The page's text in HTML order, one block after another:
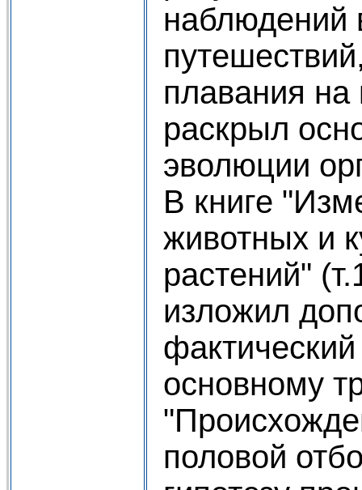
наблюдений
плавания на
раскрыл
эволюции
В книге
животных и
растений"
изложил
основному
половой